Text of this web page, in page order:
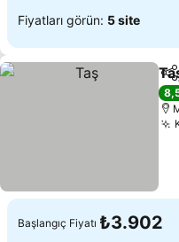
Fiyatları görün: 5 site
Başlangıç Fiyatı ₺3.902